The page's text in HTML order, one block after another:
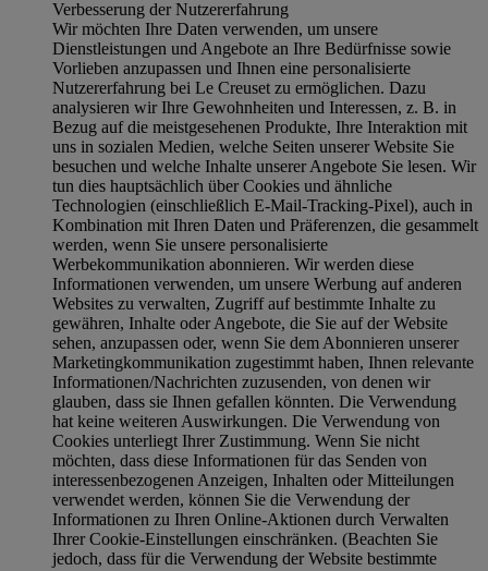
Verbesserung der Nutzererfahrung
Wir möchten Ihre Daten verwenden, um unsere
Dienstleistungen und Angebote an Ihre Bedürfnisse sowie
Vorlieben anzupassen und Ihnen eine personalisierte
Nutzererfahrung bei Le Creuset zu ermöglichen. Dazu
analysieren wir Ihre Gewohnheiten und Interessen, z. B. in
Bezug auf die meistgesehenen Produkte, Ihre Interaktion mit
uns in sozialen Medien, welche Seiten unserer Website Sie
besuchen und welche Inhalte unserer Angebote Sie lesen. Wir
tun dies hauptsächlich über Cookies und ähnliche
Technologien (einschließlich E-Mail-Tracking-Pixel), auch in
Kombination mit Ihren Daten und Präferenzen, die gesammelt
werden, wenn Sie unsere personalisierte
Werbekommunikation abonnieren. Wir werden diese
Informationen verwenden, um unsere Werbung auf anderen
Websites zu verwalten, Zugriff auf bestimmte Inhalte zu
gewähren, Inhalte oder Angebote, die Sie auf der Website
sehen, anzupassen oder, wenn Sie dem Abonnieren unserer
Marketingkommunikation zugestimmt haben, Ihnen relevante
Informationen/Nachrichten zuzusenden, von denen wir
glauben, dass sie Ihnen gefallen könnten. Die Verwendung
hat keine weiteren Auswirkungen. Die Verwendung von
Cookies unterliegt Ihrer Zustimmung. Wenn Sie nicht
möchten, dass diese Informationen für das Senden von
interessenbezogenen Anzeigen, Inhalten oder Mitteilungen
verwendet werden, können Sie die Verwendung der
Informationen zu Ihren Online-Aktionen durch Verwalten
Ihrer Cookie-Einstellungen einschränken. (Beachten Sie
jedoch, dass für die Verwendung der Website bestimmte